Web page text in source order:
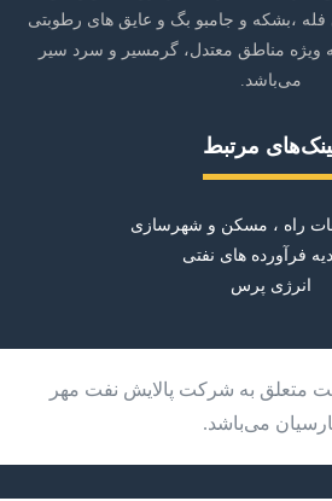
فله ،بشکه و جامبو بگ و عایق های رطوبتی
ویژه مناطق معتدل، گرمسیر و سرد سیر
می‌باشد.
مرتبط
راه ، مسکن و شهرسازی
فرآورده های نفتی
انرژی پرس
متعلق به شرکت پالایش نفت مهر
می‌باشد.